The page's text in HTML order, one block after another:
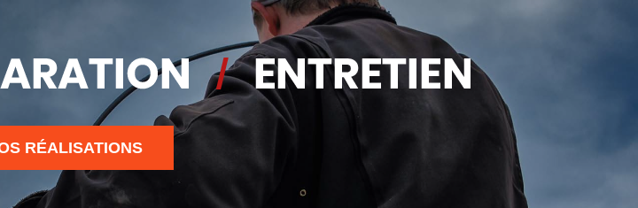
RÉALISATIONS